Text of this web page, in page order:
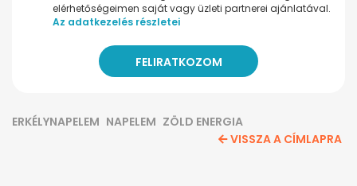
elérhetőségeimen saját vagy üzleti partnerei ajánlatával.
Az adatkezelés részletei
ERKÉLYNAPELEM NAPELEM ZÖLD ENERGIA
VISSZA A CÍMLAPRA